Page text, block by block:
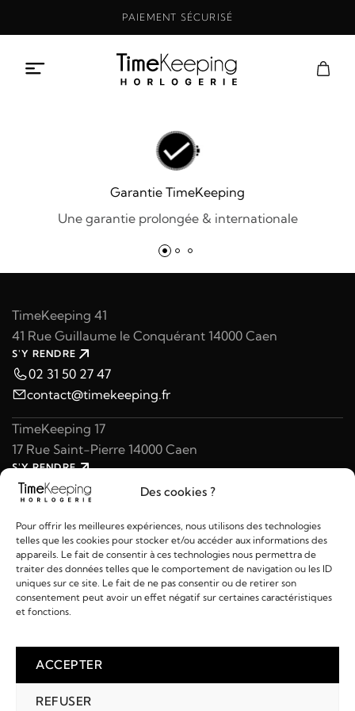
Des cookies ?
Pour offrir les meilleures expériences, nous utilisons des technologies
telles que les cookies pour stocker et/ou accéder aux informations des
appareils. Le fait de consentir à ces technologies nous permettra de
traiter des données telles que le comportement de navigation ou les ID
uniques sur ce site. Le fait de ne pas consentir ou de retirer son
consentement peut avoir un effet négatif sur certaines caractéristiques
et fonctions.
ACCEPTER
REFUSER
PAIEMENT SÉCURISÉ
Garantie TimeKeeping
Une garantie prolongée & internationale
TimeKeeping 41
41 Rue Guillaume le Conquérant 14000 Caen
S'Y RENDRE
02 31 50 27 47
contact@timekeeping.fr
TimeKeeping 17
17 Rue Saint-Pierre 14000 Caen
S'Y RENDRE
02 31 47 49 97
contact@timekeeping.fr
Liens utiles
2026 © TIMEKEEPING - Réalisé par